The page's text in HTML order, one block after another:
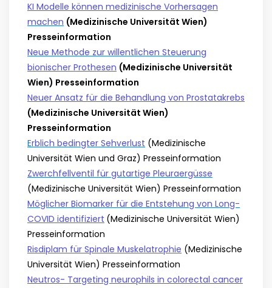
KI Modelle können medizinische Vorhersagen
machen (Medizinische Universität Wien)
Presseinformation
Neue Methode zur willentlichen Steuerung
bionischer Prothesen (Medizinische Universität
Wien) Presseinformation
Neuer Ansatz für die Behandlung von Prostatakrebs
(Medizinische Universität Wien)
Presseinformation
Erblich bedingter Sehverlust (Medizinische
Universität Wien und Graz) Presseinformation
Zwerchfellventil für gutartige Pleuraergüsse
(Medizinische Universität Wien) Presseinformation
Möglicher Biomarker für die Entstehung von Long-
COVID identifiziert (Medizinische Universität Wien)
Presseinformation
Risdiplam für Spinale Muskelatrophie (Medizinische
Universität Wien) Presseinformation
Neutros- Targeting neurophils in colorectal cancer